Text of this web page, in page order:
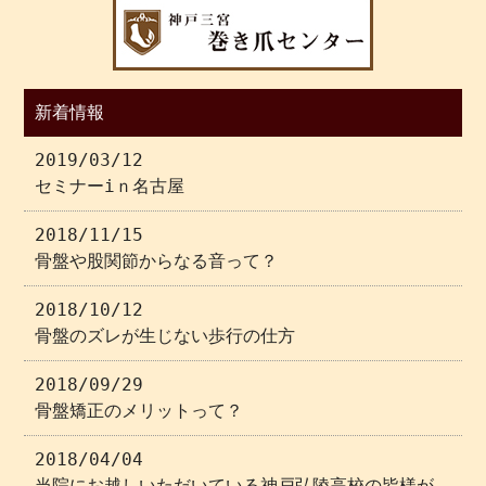
新着情報
2019/03/12
セミナーiｎ名古屋
2018/11/15
骨盤や股関節からなる音って？
2018/10/12
骨盤のズレが生じない歩行の仕方
2018/09/29
骨盤矯正のメリットって？
2018/04/04